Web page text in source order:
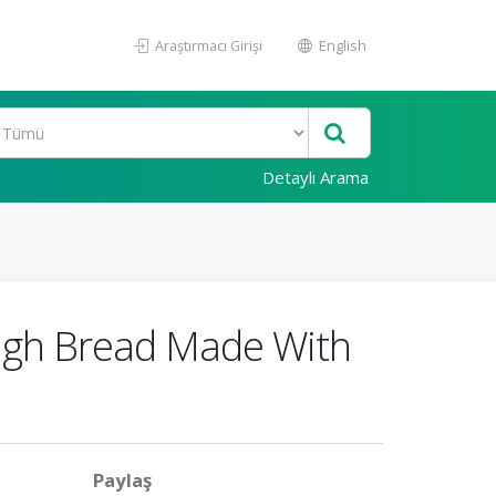
Araştırmacı Girişi English
Detaylı Arama
Bread Made With
Paylaş